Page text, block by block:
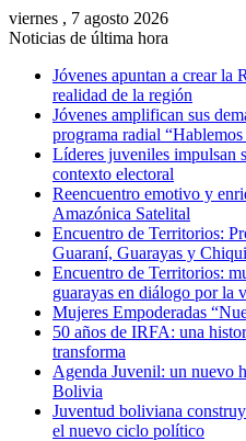
viernes , 7 agosto 2026
Noticias de última hora
Jóvenes apuntan a crear la
realidad de la región
Jóvenes amplifican sus
programa radial “Hablemos
Líderes juveniles impulsan
contexto electoral
Reencuentro emotivo y
Amazónica Satelital
Encuentro de Territorios:
Guaraní, Guarayas y
Encuentro de Territorios:
guarayas en diálogo por la
Mujeres Empoderadas
50 años de IRFA: una
transforma
Agenda Juvenil: un nuevo
Bolivia
Juventud boliviana
el nuevo ciclo político